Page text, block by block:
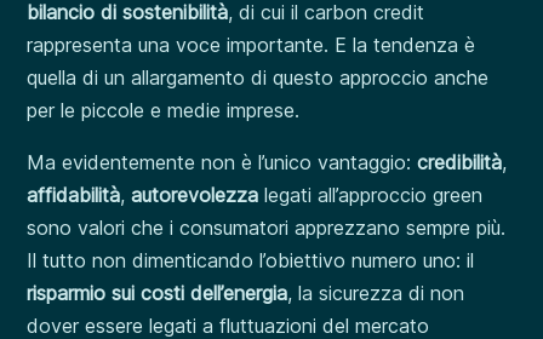
bilancio di sostenibilità, di cui il carbon credit
rappresenta una voce importante. E la tendenza è
quella di un allargamento di questo approccio anche
per le piccole e medie imprese.
Ma evidentemente non è l’unico vantaggio:credibilità,
affidabilità,autorevolezza legati all’approccio green
sono valori che i consumatori apprezzano sempre più.
Il tutto non dimenticando l’obiettivo numero uno: il
risparmio sui costi dell’energia, la sicurezza di non
dover essere legati a fluttuazioni del mercato